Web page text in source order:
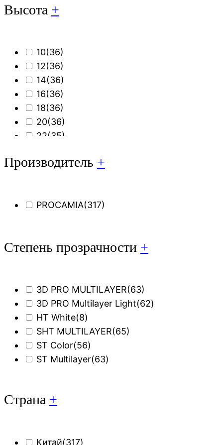
Высота +
10(36)
12(36)
14(36)
16(36)
18(36)
20(36)
22(35)
30(28)
Производитель +
PROCAMIA(317)
Степень прозрачности +
3D PRO MULTILAYER(63)
3D PRO Multilayer Light(62)
HT White(8)
SHT MULTILAYER(65)
ST Color(56)
ST Multilayer(63)
Страна +
Китай(317)